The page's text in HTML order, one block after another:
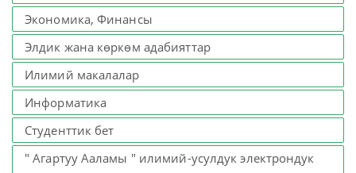
Экономика, Финансы
Элдик жана көркөм адабияттар
Илимий макалалар
Информатика
Студенттик бет
" Агартуу Ааламы " илимий-усулдук электрондук